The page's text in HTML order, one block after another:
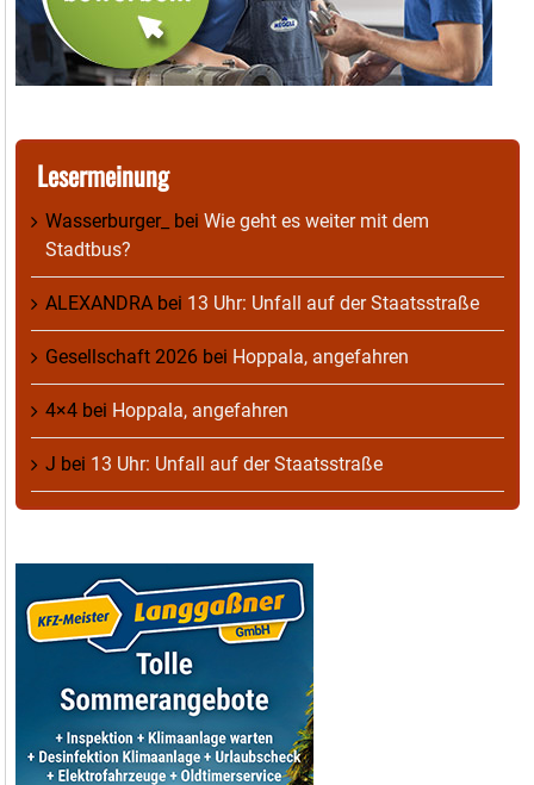
Lesermeinung
Wasserburger_ bei Wie geht es weiter mit dem
Stadtbus?
ALEXANDRA bei 13 Uhr: Unfall auf der Staatsstraße
Gesellschaft 2026 bei Hoppala, angefahren
4×4 bei Hoppala, angefahren
J bei 13 Uhr: Unfall auf der Staatsstraße